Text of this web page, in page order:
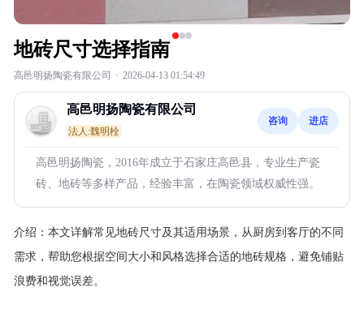
地砖尺寸选择指南
高邑明扬陶瓷有限公司 · 2026-04-13 01:54:49
高邑明扬陶瓷有限公司
法人:魏明栓
咨询 进店
高邑明扬陶瓷，2016年成立于石家庄高邑县，专业生产瓷
砖、地砖等多样产品，经验丰富，在陶瓷领域权威性强。
介绍： 本文详解常见地砖尺寸及其适用场景，从厨房到客厅的不同
需求，帮助您根据空间大小和风格选择合适的地砖规格，避免铺贴
浪费和视觉误差。